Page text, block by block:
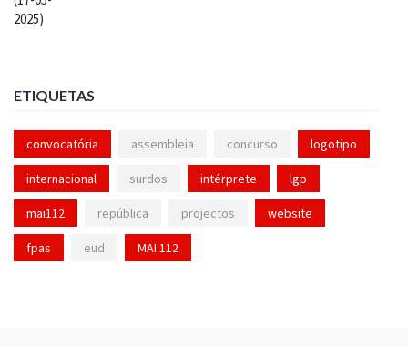
ETIQUETAS
convocatória assembleia concurso logotipo
internacional surdos intérprete lgp
mai112 república projectos website
fpas eud MAI 112